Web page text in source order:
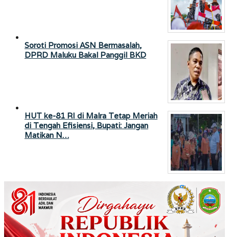
Soroti Promosi ASN Bermasalah,
DPRD Maluku Bakal Panggil BKD
HUT ke-81 RI di Malra Tetap Meriah
di Tengah Efisiensi, Bupati: Jangan
Matikan N…